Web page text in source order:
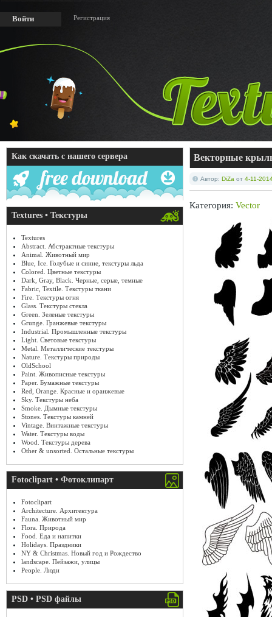
Войти Регистрация
Как скачать с нашего сервера
Textures • Текстуры
Textures
Abstract. Абстрактные текстуры
Animal. Животный мир
Blue, Ice. Голубые и синие, текстуры льда
Colored. Цветные текстуры
Dark, Gray, Black. Черные, серые, темные
Fabric, Textile. Текстуры ткани
Fire. Текстуры огня
Glass. Текстуры стекла
Green. Зеленые текстуры
Grunge. Гранжевые текстуры
Industrial. Промышленные текстуры
Light. Световые текстуры
Metal. Металлические текстуры
Nature. Текстуры природы
OldSchool
Paint. Живописные текстуры
Paper. Бумажные текстуры
Red, Orange. Красные и оранжевые
Sky. Текстуры неба
Smoke. Дымные текстуры
Stones. Текстуры камней
Vintage. Винтажные текстуры
Water. Текстуры воды
Wood. Текстуры дерева
Other & unsorted. Остальные текстуры
Fotoclipart • Фотоклипарт
Fotoclipart
Architecture. Архитектура
Fauna. Животный мир
Flora. Природа
Food. Еда и напитки
Holidays. Праздники
NY & Christmas. Новый год и Рождество
landscape. Пейзажи, улицы
People. Люди
PSD • PSD файлы
Векторные
Автор: DiZa от 4-11-
Категория: Vector